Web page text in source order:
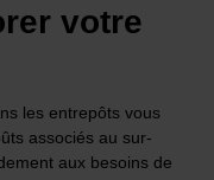
votre
les entrepôts vous
associés au sur-
aux besoins de